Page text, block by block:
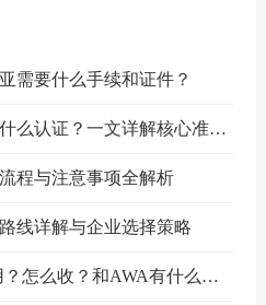
需要什么手续和证件？
出口哈萨克斯坦需要什么认证？一文详解核心准入要求
程与注意事项全解析
线详解与企业选择策略
空运AWC是什么费用？怎么收？和AWA有什么区别？